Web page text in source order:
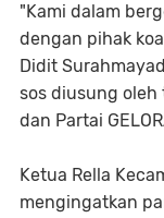
"Kami dalam
dengan pihak
Didit
sos diusung oleh
dan Partai
Ketua Rella
mengingatkan